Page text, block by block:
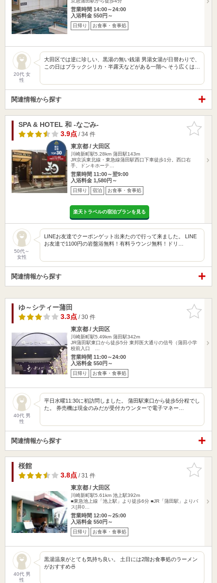
営業時間 14:00～24:00
入浴料金 550円～
日帰り お食事・食事処
20代 女
性
大田区では逆に珍しい、黒湯の無い銭湯 男湯女湯が日替わりで、
この日はブラックシリカ・半露天などがある一階へ そう広くは…
関連情報から探す
お気に入
りに追加
SPA & HOTEL 和 -なごみ-
3.9点/ 34 件
東京都 / 大田区
川崎新町駅5.28km 蒲田駅143m
JR京浜東北線・東急線蒲田駅西口下車徒歩1分。西口右
手、ドンキホーテ…
営業時間 11:00～翌9:00
入浴料金 1,580円～
日帰り 宿泊 お食事・食事処
楽天トラベルの宿泊プランを見る
50代～
女性
LINEお友達でクーポンゲット出来たので行って来ました。 LINE
お友達で1100円の岩盤浴無料！有料ラウンジ無料！ドリ…
関連情報から探す
お気に入
りに追加
ゆ～シティー蒲田
3.3点/ 30 件
東京都 / 大田区
川崎新町駅5.49km 蒲田駅342m
JR蒲田駅東口から徒歩5分 東邦医大通りの信号（蒲田小学
校前入口 …
営業時間 11:00～24:00
入浴料金 550円～
日帰り お食事・食事処
40代 男
性
平日水曜11:30に初訪問しました。 蒲田駅東口から徒歩5分程でし
た。 券売機は現金のみだが受付カウンターで電子マネー…
関連情報から探す
お気に入
りに追加
桜館
3.8点/ 31 件
東京都 / 大田区
川崎新町駅5.61km 池上駅392m
■東急池上線「池上駅」より徒歩6分 ■JR「蒲田駅」よりバ
ス[井0…
営業時間 12:00～25:00
入浴料金 550円～
日帰り お食事・食事処
40代 男
性
黒湯温泉がとても気持ち良い。 土日には2階お食事処のラーメン
がおすすめ🍜